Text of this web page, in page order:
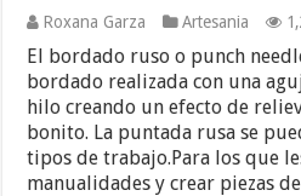
Roxana Garza Artesania
El bordado ruso o punch
bordado realizada con una
hilo creando un efecto de
bonito. La puntada rusa se
tipos de trabajo.Para los que
manualidades y crear piezas